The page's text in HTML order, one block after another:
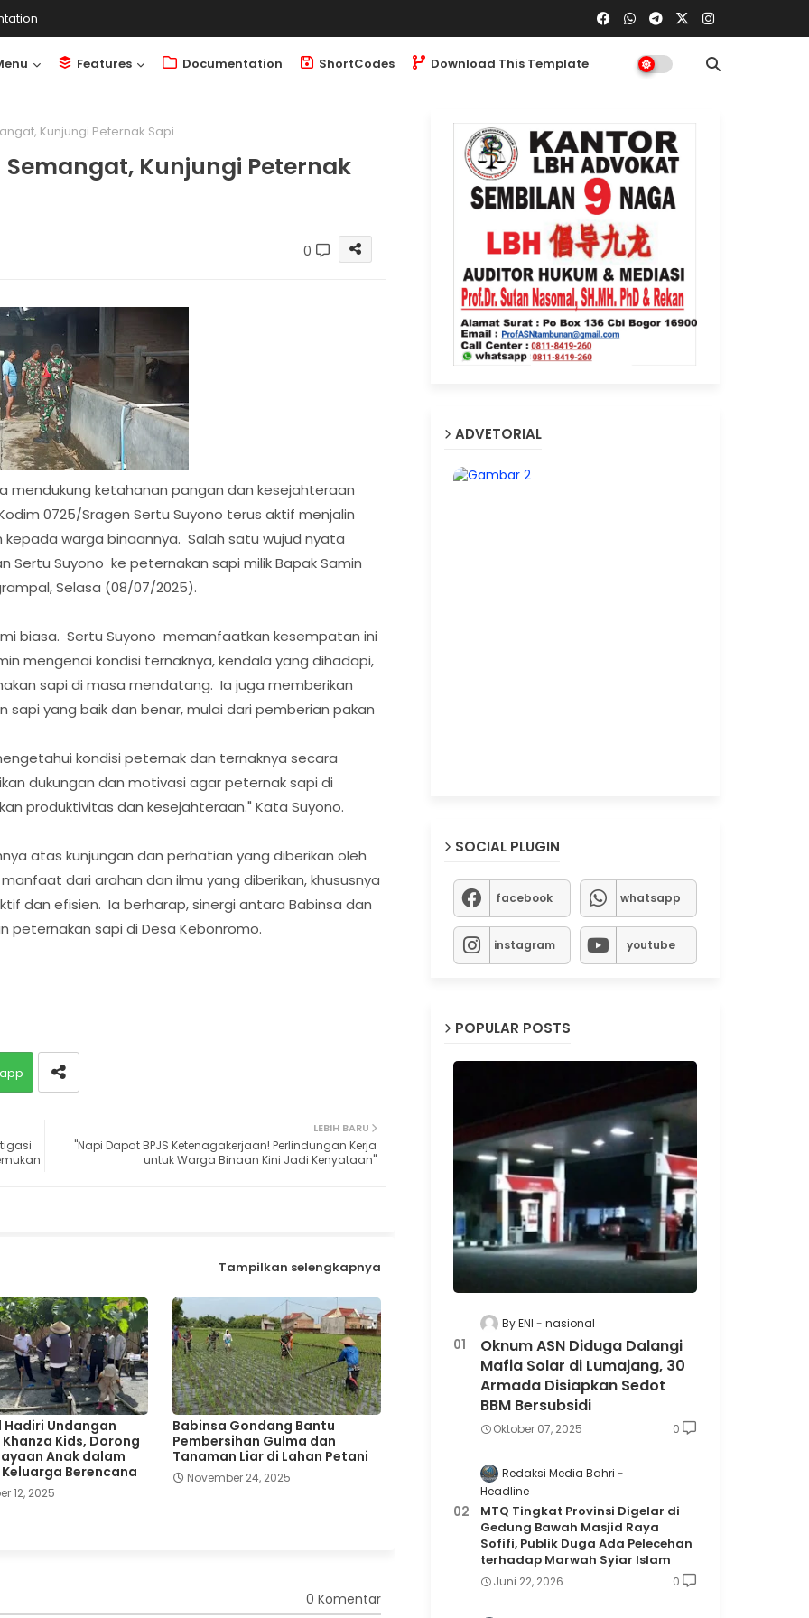
Features Documentation ShortCodes Download This Template
Kunjungi Peternak Sapi
Kunjungi Peternak
0
mendukung ketahanan pangan dan kesejahteraan
0725/Sragen Sertu Suyono terus aktif menjalin
warga binaannya. Salah satu wujud nyata
Suyono ke peternakan sapi milik Bapak Samin
Selasa (08/07/2025).
biasa. Sertu Suyono memanfaatkan kesempatan ini
mengenai kondisi ternaknya, kendala yang dihadapi,
sapi di masa mendatang. Ia juga memberikan
yang baik dan benar, mulai dari pemberian pakan
kondisi peternak dan ternaknya secara
dukungan dan motivasi agar peternak sapi di
produktivitas dan kesejahteraan." Kata Suyono.
atas kunjungan dan perhatian yang diberikan oleh
dari arahan dan ilmu yang diberikan, khususnya
dan efisien. Ia berharap, sinergi antara Babinsa dan
sapi di Desa Kebonromo.
LEBIH BARU
"Napi Dapat BPJS Ketenagakerjaan! Perlindungan Kerja
untuk Warga Binaan Kini Jadi Kenyataan"
Tampilkan selengkapnya
Undangan
Kids, Dorong
Anak dalam
Berencana
12, 2025
Babinsa Gondang Bantu
Pembersihan Gulma dan
Tanaman Liar di Lahan Petani
November 24, 2025
0 Komentar
ADVETORIAL
SOCIAL PLUGIN
facebook whatsapp
instagram youtube
POPULAR POSTS
By ENI nasional
Oknum ASN Diduga Dalangi
Mafia Solar di Lumajang, 30
Armada Disiapkan Sedot
BBM Bersubsidi
Oktober 07, 2025 0
Redaksi Media Bahri
Headline
MTQ Tingkat Provinsi Digelar di
Gedung Bawah Masjid Raya
Sofifi, Publik Duga Ada Pelecehan
terhadap Marwah Syiar Islam
Juni 22, 2026 0